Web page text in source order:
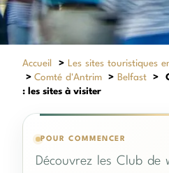
Accueil > Les sites touristiques
>Comté d'Antrim > Belfast >
: les sites à visiter
POUR COMMENCER
Découvrez les Club de